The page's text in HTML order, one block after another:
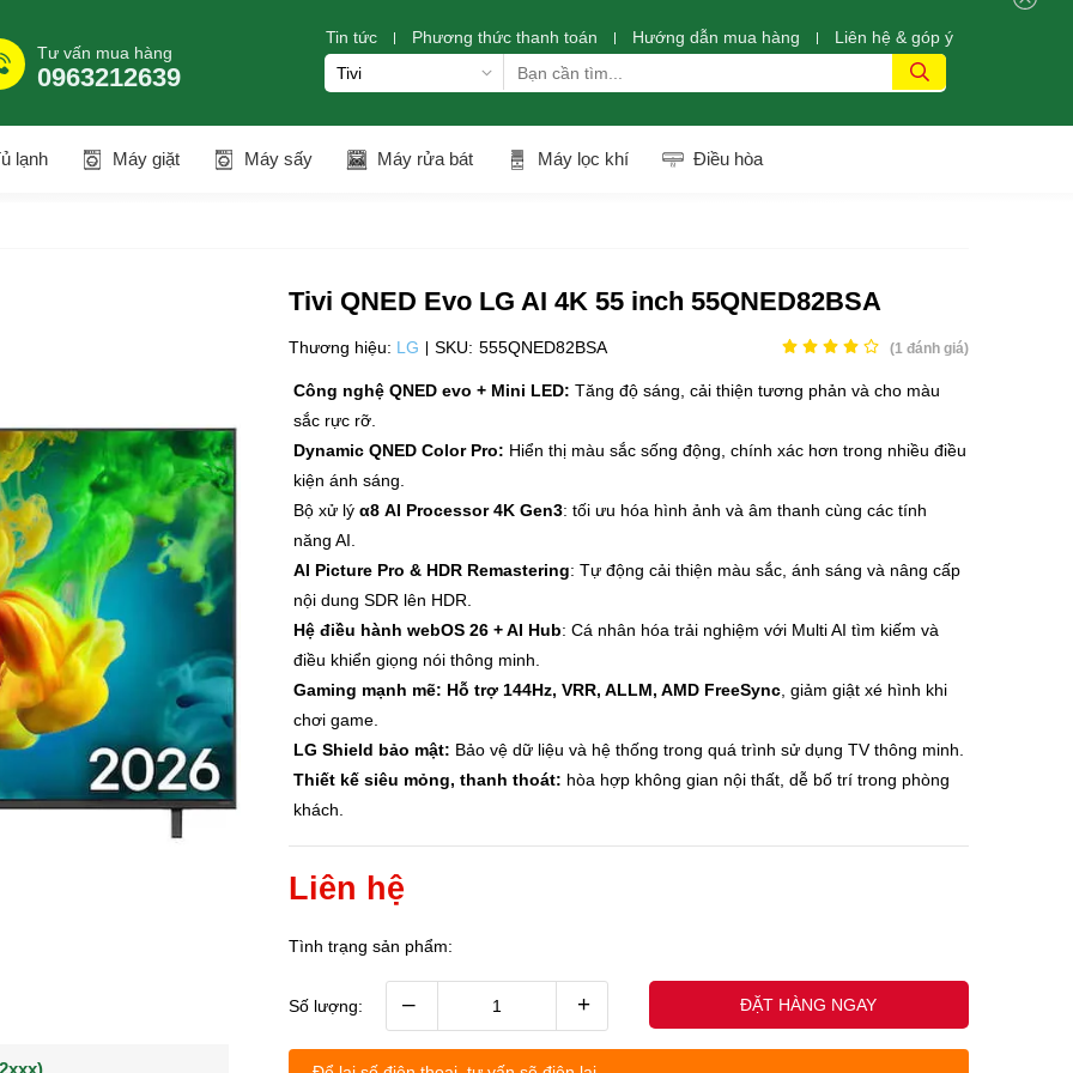
Tư vấn mua hàng
0963212639
Tin tức Phương thức thanh toán Hướng dẫn mua hàng Liên hệ & góp ý
lạnh Máy giặt Máy sấy Máy rửa bát Máy lọc khí Điều hòa
Khách hàng Nguyễn quốc nhân - (0845678xxx)
Tivi QNED Evo LG AI 4K 55 inch 55QNED82BSA
Thương hiệu: LG SKU: 555QNED82BSA (1đánh giá)
Công nghệ QNED evo + Mini LED: Tăng độ sáng, cải thiện tương phản và cho màu
sắc rực rỡ.
Dynamic QNED Color Pro: Hiển thị màu sắc sống động, chính xác hơn trong nhiều điều
kiện ánh sáng.
Bộ xử lý α8 AI Processor 4K Gen3: tối ưu hóa hình ảnh và âm thanh cùng các tính
năng AI.
AI Picture Pro & HDR Remastering: Tự động cải thiện màu sắc, ánh sáng và nâng cấp
nội dung SDR lên HDR.
Hệ điều hành webOS 26 + AI Hub: Cá nhân hóa trải nghiệm với Multi AI tìm kiếm và
điều khiển giọng nói thông minh.
Gaming mạnh mẽ: Hỗ trợ 144Hz, VRR, ALLM, AMD FreeSync, giảm giật xé hình khi
chơi game.
LG Shield bảo mật: Bảo vệ dữ liệu và hệ thống trong quá trình sử dụng TV thông minh.
Thiết kế siêu mỏng, thanh thoát: hòa hợp không gian nội thất, dễ bố trí trong phòng
khách.
Liên hệ
Tình trạng sản phẩm:
Số lượng: – + ĐẶT HÀNG NGAY